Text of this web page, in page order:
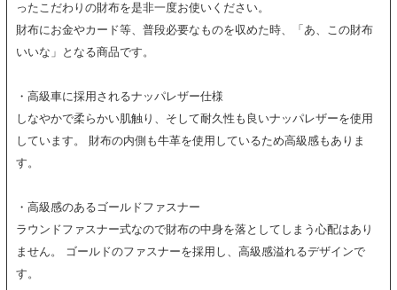
ったこだわりの財布を是非一度お使いください。
財布にお金やカード等、普段必要なものを収めた時、「あ、この財布
いいな」となる商品です。
・高級車に採用されるナッパレザー仕様
しなやかで柔らかい肌触り、そして耐久性も良いナッパレザーを使用
しています。 財布の内側も牛革を使用しているため高級感もありま
す。
・高級感のあるゴールドファスナー
ラウンドファスナー式なので財布の中身を落としてしまう心配はあり
ません。 ゴールドのファスナーを採用し、高級感溢れるデザインで
す。